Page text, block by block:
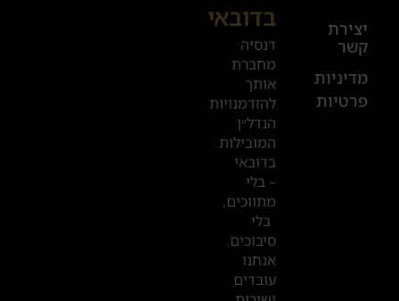
יצירת
קשר
מדיניות
פרטיות
+972
52
601
2019
המשרדים
שלנו
בדובאי
בדובאי
דנסיה
מחברת
אותך
להזדמנויות
הנדל״ן
המובילות
בדובאי
– בלי
מתווכים,
בלי
סיבוכים.
אנחנו
עובדים